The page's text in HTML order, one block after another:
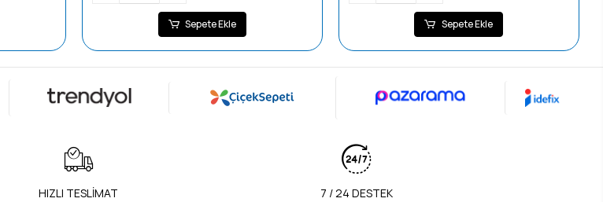
Sepete Ekle Sepete Ekle
HIZLI TESLİMAT 7 / 24 DESTEK